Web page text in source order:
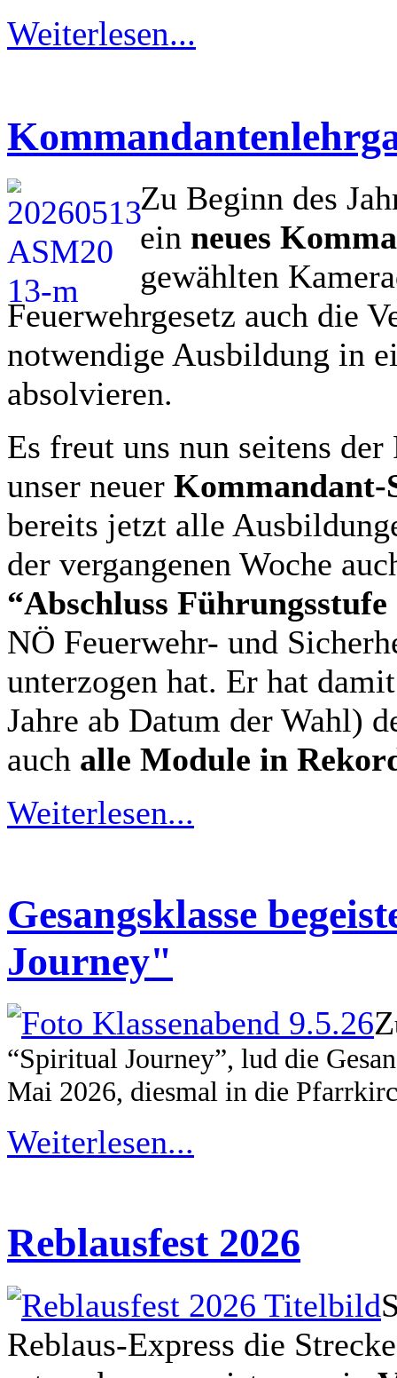
Weiterlesen...
Zu Beginn des
ein neues
gewählten
Feuerwehrgesetz auch die
notwendige Ausbildung in
absolvieren.
Es freut uns nun seitens der
unser neuer Kommandant-
bereits jetzt alle
der vergangenen Woche
“Abschluss
NÖ Feuerwehr- und
unterzogen hat. Er hat
Jahre ab Datum der Wahl)
auch alle Module in
Weiterlesen...
Gesangsklasse
Journey"
Z
“Spiritual Journey”, lud die
Mai 2026, diesmal in die
Weiterlesen...
Reblausfest 2026
Reblaus-Express die